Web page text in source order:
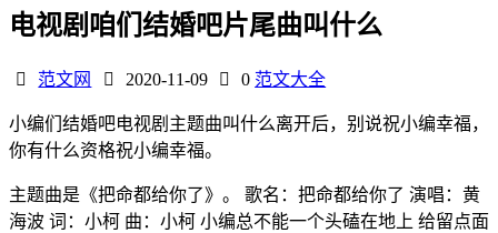
电视剧咱们结婚吧片尾曲叫什么
范文网 2020-11-09 0 范文大全
小编们结婚吧电视剧主题曲叫什么离开后，别说祝小编幸福，
你有什么资格祝小编幸福。
主题曲是《把命都给你了》。 歌名：把命都给你了 演唱：黄
海波 词：小柯 曲：小柯 小编总不能一个头磕在地上 给留点面